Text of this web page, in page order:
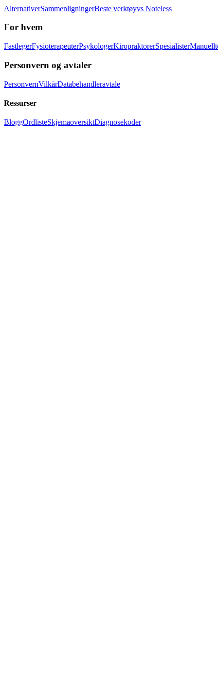
AlternativerSammenligningerBeste verktøyvs Noteless
For hvem
FastlegerFysioterapeuterPsykologerKiropraktorerSpesialister
Personvern og avtaler
PersonvernVilkårDatabehandleravtale
Ressurser
BloggOrdlisteSkjemaoversiktDiagnosekoder